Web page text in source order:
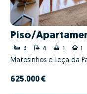
Piso/
3 4 1 1
Matosinhos e Leça da
625.000 €